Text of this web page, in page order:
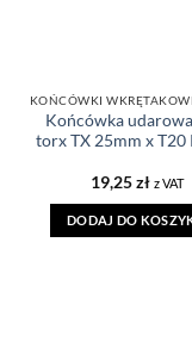
Końcówka
torx TX 25mm x T20
19,25zł z VAT
DODAJ DO